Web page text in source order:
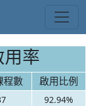
率
程數 啟用比例
92.94%